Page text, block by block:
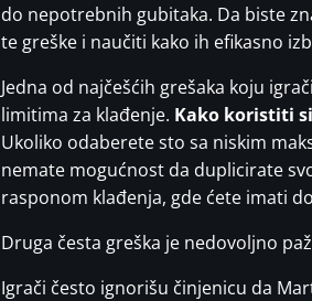
do nepotrebnih gubitaka. Da biste
te greške i naučiti kako ih efikasno
Jedna od najčešćih grešaka koju
limitima za klađenje. Kako koristiti
Ukoliko odaberete sto sa niskim
nemate mogućnost da duplicirate
rasponom klađenja, gde ćete imati
Druga česta greška je nedovoljno
Igrači često ignorišu činjenicu da